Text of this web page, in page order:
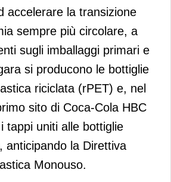
accelerare la transizione
sempre più circolare, a
sugli imballaggi primari e
si producono le bottiglie
riciclata (rPET) e, nel
sito di Coca-Cola HBC
tappi uniti alle bottiglie
anticipando la Direttiva
Monouso.